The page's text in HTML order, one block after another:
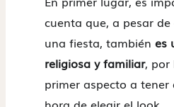
cuenta que, a pesar
una fiesta, tambiénes
religiosa y familiar, por
primer aspecto a tener